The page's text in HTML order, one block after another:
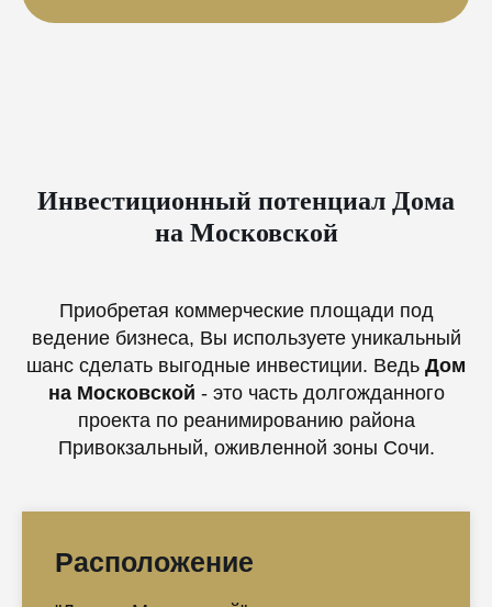
Инвестиционный потенциал Дома
на Московской
Приобретая коммерческие площади под
ведение бизнеса, Вы используете уникальный
шанс сделать выгодные инвестиции. Ведь Дом
на Московской - это часть долгожданного
проекта по реанимированию района
Привокзальный, оживленной зоны Сочи.
Расположение